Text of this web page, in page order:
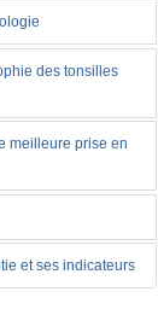
des tonsilles
meilleure prise en
et ses indicateurs